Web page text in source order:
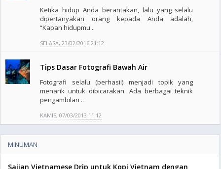
Ketika hidup Anda berantakan, lalu yang selalu
dipertanyakan orang kepada Anda adalah,
“Kapan hidupmu ..
SELASA, 23/02/2016 21:12
Tips Dasar Fotografi Bawah Air
Fotografi selalu (berhasil) menjadi topik yang
menarik untuk dibicarakan. Ada berbagai teknik
pengambilan ..
KAMIS, 07/03/2013 11:12
MINUMAN
Sajian Vietnamese Drip untuk Kopi Vietnam dengan